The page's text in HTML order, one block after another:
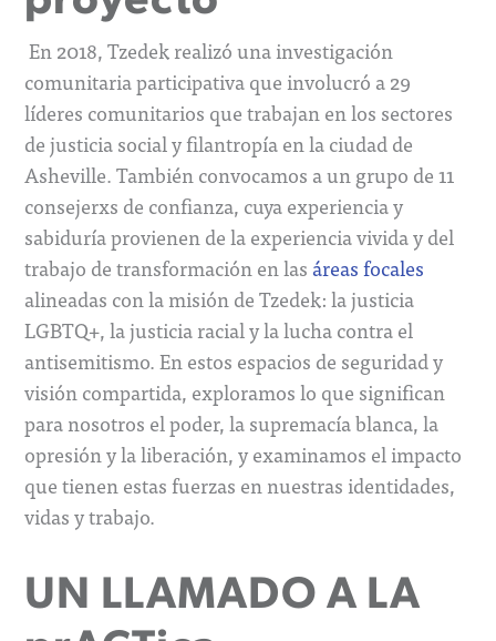
En 2018, Tzedek realizó una investigación
comunitaria participativa que involucró a 29
líderes comunitarios que trabajan en los sectores
de justicia social y filantropía en la ciudad de
Asheville. También convocamos a un grupo de 11
consejerxs de confianza, cuya experiencia y
sabiduría provienen de la experiencia vivida y del
trabajo de transformación en las áreas focales
alineadas con la misión de Tzedek: la justicia
LGBTQ+, la justicia racial y la lucha contra el
antisemitismo. En estos espacios de seguridad y
visión compartida, exploramos lo que significan
para nosotros el poder, la supremacía blanca, la
opresión y la liberación, y examinamos el impacto
que tienen estas fuerzas en nuestras identidades,
vidas y trabajo.
UN LLAMADO A LA